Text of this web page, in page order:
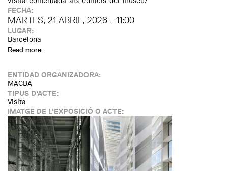
FECHA:
MARTES, 21 ABRIL, 2026 - 11:00
LUGAR:
Barcelona
Read more
ENTIDAD ORGANIZADORA:
MACBA
TIPUS D'ACTE:
Visita
IMATGE DE L'EXPOSICIÓ O ACTE: